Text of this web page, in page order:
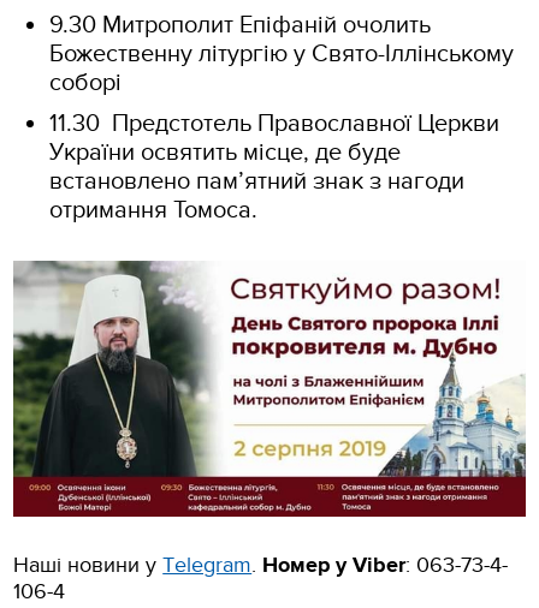
9.30 Митрополит Епіфаній очолить
Божественну літургію у Свято-Іллінському
соборі
11.30 Предстотель Православної Церкви
України освятить місце, де буде
встановлено пам’ятний знак з нагоди
отримання Томоса.
Наші новини уТelegram. Номер у Viber: 063-73-4-
106-4